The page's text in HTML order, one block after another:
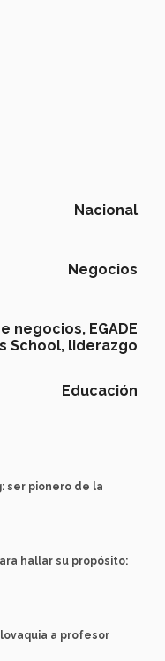
Nacional
Negocios
negocios, EGADE
School, liderazgo
Educación
ser pionero de la
hallar su propósito:
a profesor